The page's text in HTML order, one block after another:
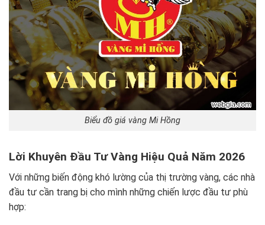
Biểu đồ giá vàng Mi Hồng
Lời Khuyên Đầu Tư Vàng Hiệu Quả Năm 2026
Với những biến động khó lường của thị trường vàng, các nhà
đầu tư cần trang bị cho mình những chiến lược đầu tư phù
hợp: